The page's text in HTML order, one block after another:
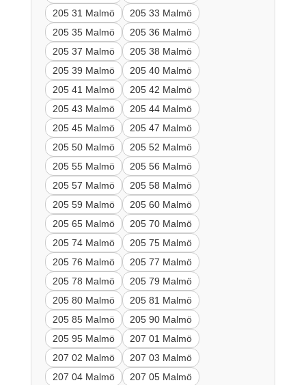
205 31 Malmö
205 33 Malmö
205 35 Malmö
205 36 Malmö
205 37 Malmö
205 38 Malmö
205 39 Malmö
205 40 Malmö
205 41 Malmö
205 42 Malmö
205 43 Malmö
205 44 Malmö
205 45 Malmö
205 47 Malmö
205 50 Malmö
205 52 Malmö
205 55 Malmö
205 56 Malmö
205 57 Malmö
205 58 Malmö
205 59 Malmö
205 60 Malmö
205 65 Malmö
205 70 Malmö
205 74 Malmö
205 75 Malmö
205 76 Malmö
205 77 Malmö
205 78 Malmö
205 79 Malmö
205 80 Malmö
205 81 Malmö
205 85 Malmö
205 90 Malmö
205 95 Malmö
207 01 Malmö
207 02 Malmö
207 03 Malmö
207 04 Malmö
207 05 Malmö